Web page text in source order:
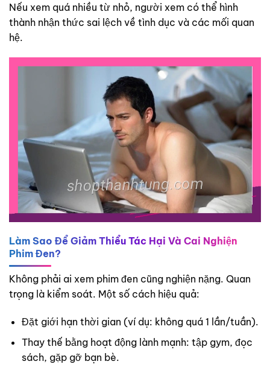
Nếu xem quá nhiều từ nhỏ, người xem có thể hình
thành nhận thức sai lệch về tình dục và các mối quan
hệ.
Làm Sao Để Giảm Thiểu Tác Hại Và Cai Nghiện
Phim Đen?
Không phải ai xem phim đen cũng nghiện nặng. Quan
trọng là kiểm soát. Một số cách hiệu quả:
Đặt giới hạn thời gian (ví dụ: không quá 1 lần/tuần).
Thay thế bằng hoạt động lành mạnh: tập gym, đọc
sách, gặp gỡ bạn bè.